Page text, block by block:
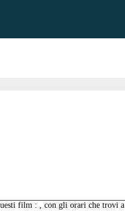
film : , con gli orari che trovi a